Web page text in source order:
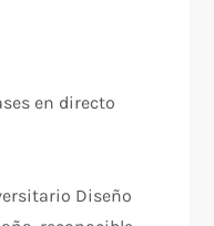
en directo
Diseño